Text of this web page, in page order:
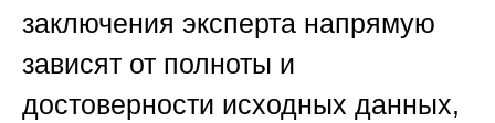
заключения эксперта напрямую
зависят от полноты и
достоверности исходных данных,